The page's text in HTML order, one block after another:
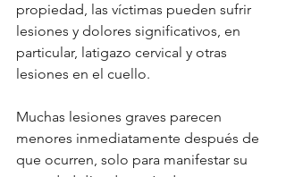
propiedad, las víctimas pueden sufrir
lesiones y dolores significativos, en
particular, latigazo cervical y otras
lesiones en el cuello.
Muchas lesiones graves parecen
menores inmediatamente después de
que ocurren, solo para manifestar su